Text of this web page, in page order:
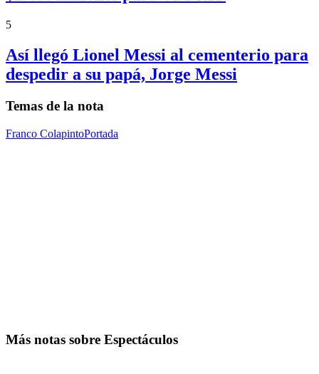
5
Así llegó Lionel Messi al cementerio para
despedir a su papá, Jorge Messi
Temas de la nota
Franco ColapintoPortada
Más notas sobre Espectáculos